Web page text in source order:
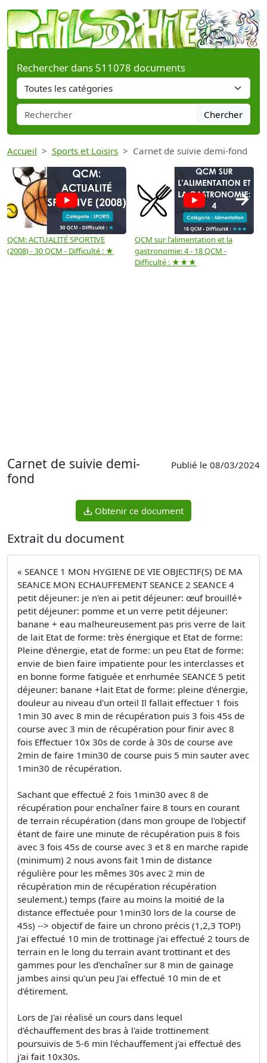
Rechercher dans 511078 documents
Chercher
Accueil Sports et Loisirs Carnet de suivie demi-fond
QCM: ACTUALITÉ SPORTIVE
(2008) - 30 QCM - Difficulté : ★
QCM sur l'alimentation et la
gastronomie: 4 - 18 QCM -
Difficulté : ★★★
→
Carnet de suivie demi-
fond
Publié le 08/03/2024
Obtenir ce document
Extrait du document
« SEANCE 1 MON HYGIENE DE VIE OBJECTIF(S) DE MA
SEANCE MON ECHAUFFEMENT SEANCE 2 SEANCE 4
petit déjeuner: je n'en ai petit déjeuner: œuf brouillé+
petit déjeuner: pomme et un verre petit déjeuner:
banane + eau malheureusement pas pris verre de lait
de lait Etat de forme: très énergique et Etat de forme:
Pleine d'énergie, etat de forme: un peu Etat de forme:
envie de bien faire impatiente pour les interclasses et
en bonne forme fatiguée et enrhumée SEANCE 5 petit
déjeuner: banane +lait Etat de forme: pleine d'énergie,
douleur au niveau d'un orteil Il fallait effectuer 1 fois
1min 30 avec 8 min de récupération puis 3 fois 45s de
course avec 3 min de récupération pour finir avec 8
fois Effectuer 10x 30s de corde à 30s de course ave
2min de faire 1min30 de course puis 5 min sauter avec
1min30 de récupération.
Sachant que effectué 2 fois 1min30 avec 8 de
récupération pour enchaîner faire 8 tours en courant
de terrain récupération (dans mon groupe de l'objectif
étant de faire une minute de récupération puis 8 fois
avec 3 fois 45s de course avec 3 et 8 en marche rapide
(minimum) 2 nous avons fait 1min de distance
régulière pour les mêmes 30s avec 2 min de
récupération min de récupération récupération
seulement.) temps (faire au moins la moitié de la
distance effectuée pour 1min30 lors de la course de
45s) --> objectif de faire un chrono précis (1,2,3 TOP!)
J'ai effectué 10 min de trottinage j'ai effectué 2 tours de
terrain en le long du terrain avant trottinant et des
gammes pour les d'enchaîner sur 8 min de gainage
jambes ainsi qu'un peu J'ai effectué 10 min de et
d'étirement.
Lors de J'ai réalisé un cours dans lequel
d'échauffement des bras à l'aide trottinement
poursuivis de 5-6 min l'échauffement j'ai effectué des
j'ai fait 10x30s.